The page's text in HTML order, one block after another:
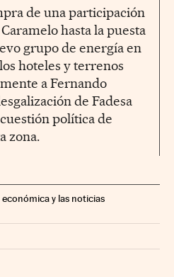
de una participación
hasta la puesta
grupo de energía en
hoteles y terrenos
a Fernando
de Fadesa
política de
zona.
y las noticias
en Twitter